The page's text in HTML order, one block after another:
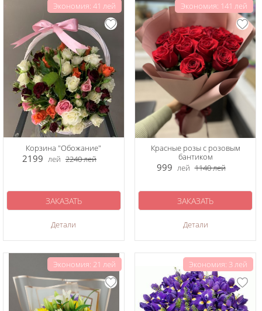
Экономия: 41 лей
Корзина "Обожание"
2199 лей 2240лей
Детали
ЗАКАЗАТЬ
Экономия: 141 лей
Красные розы с розовым
бантиком
999 лей 1140лей
Детали
ЗАКАЗАТЬ
Экономия: 21 лей Экономия: 3 лей